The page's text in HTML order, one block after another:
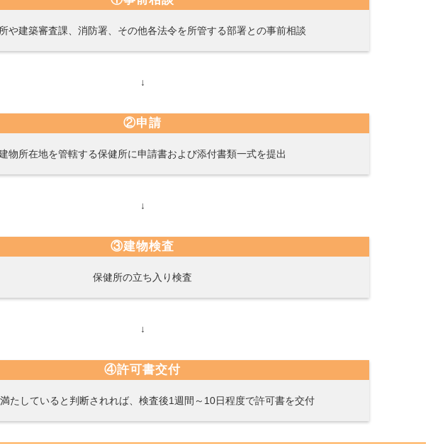
や建築審査課、消防署、その他各法令を所管する部署との事前相談
↓
②申請
物所在地を管轄する保健所に申請書および添付書類一式を提出
↓
③建物検査
保健所の立ち入り検査
↓
④許可書交付
たしていると判断されれば、検査後1週間～10日程度で許可書を交付